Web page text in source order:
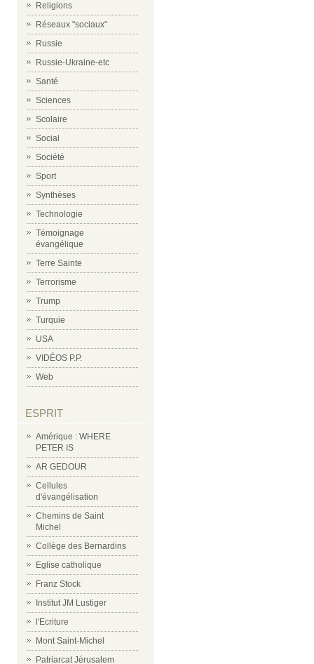
Religions
Réseaux "sociaux"
Russie
Russie-Ukraine-etc
Santé
Sciences
Scolaire
Social
Société
Sport
Synthèses
Technologie
Témoignage
évangélique
Terre Sainte
Terrorisme
Trump
Turquie
USA
VIDÉOS P.P.
Web
ESPRIT
Amérique : WHERE
PETER IS
AR GEDOUR
Cellules
d'évangélisation
Chemins de Saint
Michel
Collège des Bernardins
Eglise catholique
Franz Stock
Institut JM Lustiger
l'Ecriture
Mont Saint-Michel
Patriarcat Jérusalem